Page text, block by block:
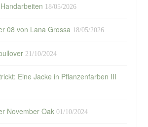
18/05/2026
08 von Lana Grossa 18/05/2026
21/10/2024
Eine Jacke in Pflanzenfarben III
November Oak 01/10/2024